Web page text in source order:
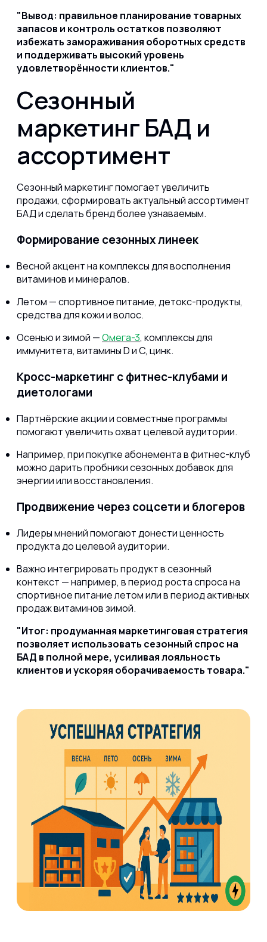
Вывод: правильное планирование товарных
запасов и контроль остатков позволяют
избежать замораживания оборотных средств
и поддерживать высокий уровень
удовлетворённости клиентов.
Сезонный
маркетинг БАД и
ассортимент
Сезонный маркетинг помогает увеличить
продажи, сформировать актуальный ассортимент
БАД и сделать бренд более узнаваемым.
Формирование сезонных линеек
Весной акцент на комплексы для восполнения
витаминов и минералов.
Летом — спортивное питание, детокс-продукты,
средства для кожи и волос.
Осенью и зимой —Омега-3, комплексы для
иммунитета, витамины D и C, цинк.
Кросс-маркетинг с фитнес-клубами и
диетологами
Партнёрские акции и совместные программы
помогают увеличить охват целевой аудитории.
Например, при покупке абонемента в фитнес-клуб
можно дарить пробники сезонных добавок для
энергии или восстановления.
Продвижение через соцсети и блогеров
Лидеры мнений помогают донести ценность
продукта до целевой аудитории.
Важно интегрировать продукт в сезонный
контекст — например, в период роста спроса на
спортивное питание летом или в период активных
продаж витаминов зимой.
Итог: продуманная маркетинговая стратегия
позволяет использовать сезонный спрос на
БАД в полной мере, усиливая лояльность
клиентов и ускоряя оборачиваемость товара.